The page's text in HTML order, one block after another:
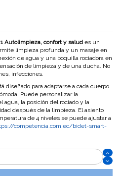
Autolimpieza, confort y salud es un
limpieza profunda y un masaje en
de agua y una boquilla rociadora en
de limpieza y de una ducha. No
infecciones.
diseñado para adaptarse a cada cuerpo
Puede personalizar la
agua, la posición del rociado y la
después de la limpieza. El asiento
de 4 niveles se puede ajustar a
competencia.com.ec/bidet-smart-